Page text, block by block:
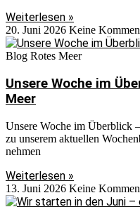
Weiterlesen »
20. Juni 2026 Keine
Blog Rotes Meer
Unsere Woche im
Meer
Unsere Woche im Überblick
zu unserem aktuellen
nehmen
Weiterlesen »
13. Juni 2026 Keine